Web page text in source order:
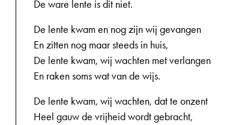
31-03-1945, 3e jaargang, nr. 13, pagina 14
De ware lente is dit niet.
De lente kwam en nog zijn wij gevangen
En zitten nog maar steeds in huis,
De lente kwam, wij wachten met verlangen
En raken soms wat van de wijs.
De lente kwam, wij wachten, dat te onzent
Heel gauw de vrijheid wordt gebracht,